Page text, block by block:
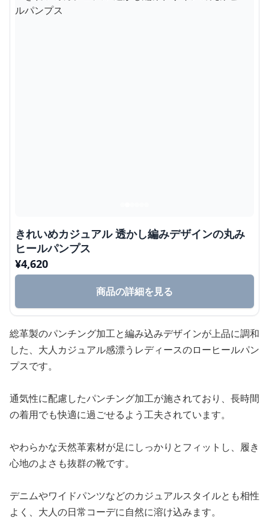
きれいめカジュアル 透かし編みデザインの丸み
ヒールパンプス
¥4,620
商品の詳細を見る
総革製のパンチング加工と編み込みデザインが上品に調和
した、大人カジュアル感漂うレディースのローヒールパン
プスです。
通気性に配慮したパンチング加工が施されており、長時間
の着用でも快適に過ごせるよう工夫されています。
やわらかな天然革素材が足にしっかりとフィットし、履き
心地のよさも抜群の靴です。
デニムやワイドパンツなどのカジュアルスタイルとも相性
よく、大人の日常コーデに自然に溶け込みます。